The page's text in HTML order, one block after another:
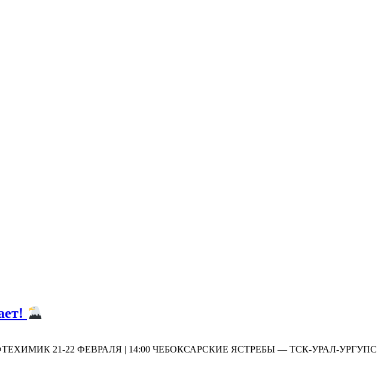
21-22 ФЕВРАЛЯ | 14:00 ЧЕБОКСАРСКИЕ ЯСТРЕБЫ — ТСК-УРАЛ-УРГУПС